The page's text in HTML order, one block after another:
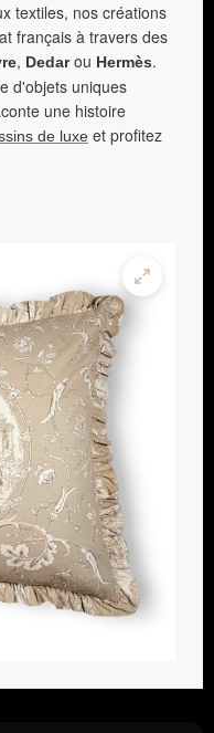
textiles, nos créations
français à travers des
, Dedarou Hermès.
d'objets uniques
une histoire
de luxe et profitez